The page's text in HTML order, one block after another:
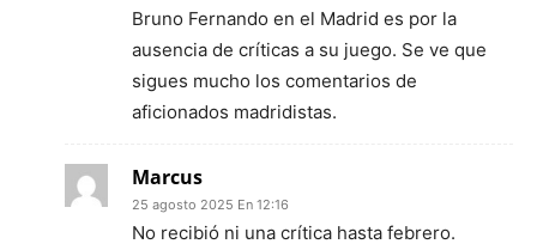
Bruno Fernando en el Madrid es por la
ausencia de críticas a su juego. Se ve que
sigues mucho los comentarios de
aficionados madridistas.
Marcus
25 agosto 2025 En 12:16
No recibió ni una crítica hasta febrero.